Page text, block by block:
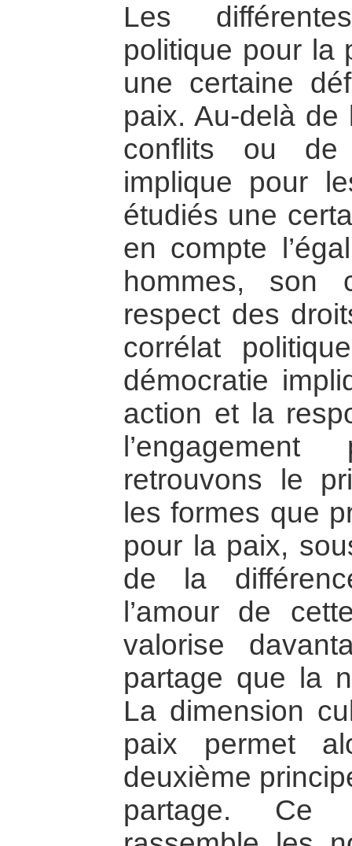
Les
politique pour la
une certaine
paix. Au-delà
conflits ou
implique pour
étudiés une
en compte
hommes, son
respect des
corrélat
démocratie
action et la
retrouvons le
les formes que
pour la paix,
de la
l’amour de
valorise
partage que la
La dimension
paix permet
deuxième
partage. Ce